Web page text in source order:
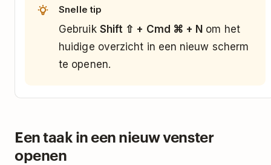
Snelle tip
Gebruik Shift ⇧ + Cmd ⌘ + N om het
huidige overzicht in een nieuw scherm
te openen.
Een taak in een nieuw venster
openen